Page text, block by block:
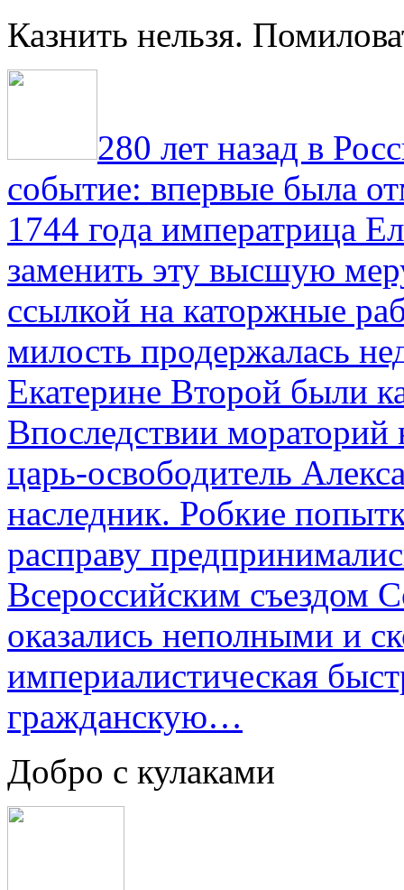
Казнить нельзя.
280 лет назад в
событие: впервые была
1744 года императрица
заменить эту высшую
ссылкой на каторжные
милость продержалась
Екатерине Второй были
Впоследствии мораторий
царь-освободитель
наследник. Робкие
расправу
Всероссийским съездом
оказались неполными и
империалистическая
гражданскую…
Добро с кулаками